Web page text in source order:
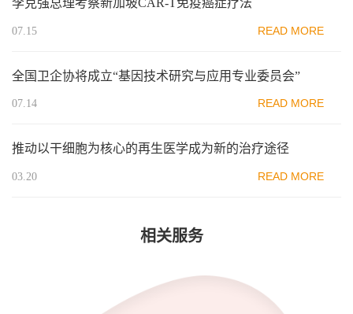
李克强总理考察新加坡CAR-T免疫癌症疗法
07.15 READ MORE
全国卫企协将成立“基因技术研究与应用专业委员会”
07.14 READ MORE
推动以干细胞为核心的再生医学成为新的治疗途径
03.20 READ MORE
相关服务